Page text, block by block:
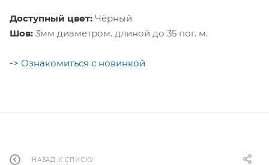
Доступный цвет: Чёрный
Шов: 3мм диаметром. длиной до 35 пог. м.
-> Ознакомиться с новинкой
НАЗАД К СПИСКУ